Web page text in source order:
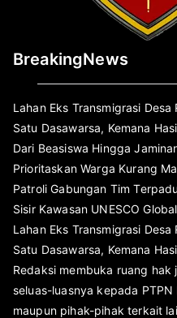
BreakingNews
Lahan Eks Transmigrasi
Satu Dasawarsa, Kemana
Dari Beasiswa Hingga
Prioritaskan Warga Kurang
Patroli Gabungan Tim
Sisir Kawasan UNESCO
Lahan Eks Transmigrasi
Satu Dasawarsa, Kemana
Redaksi membuka ruang
seluas-luasnya kepada
maupun pihak-pihak terkait